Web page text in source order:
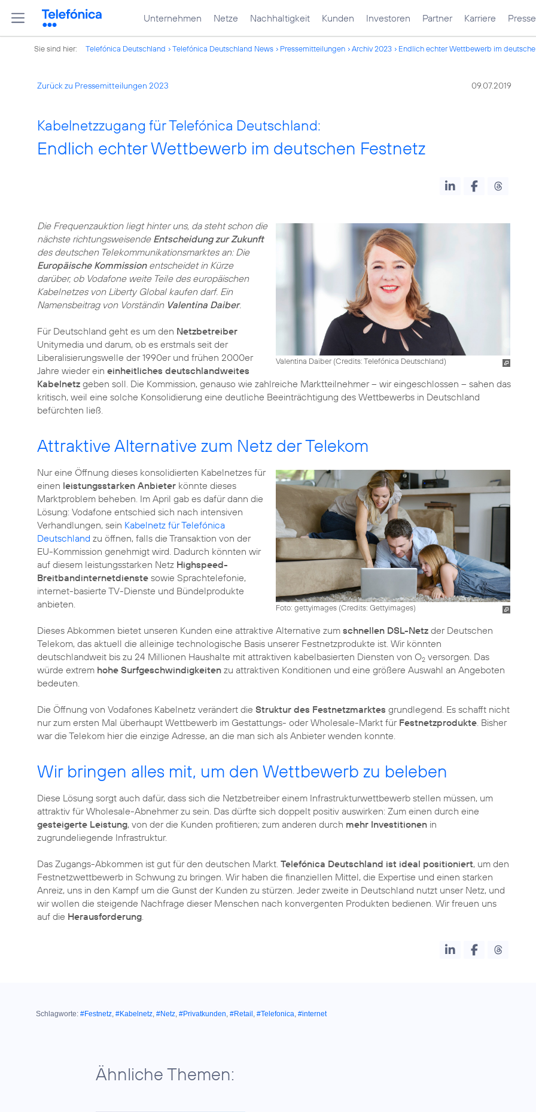
Unternehmen Netze Nachhaltigkeit Kunden Investoren Partner Karriere Presse
Sie sind hier: Telefónica Deutschland Telefónica Deutschland News Pressemitteilungen Archiv 2023 Endlich echter Wettbewerb im
Zurück zu Pressemitteilungen 2023 09.07.2019
Kabelnetzzugang für Telefónica Deutschland:
Endlich echter Wettbewerb im deutschen Festnetz
Valentina Daiber (Credits: Telefónica Deutschland)
Die Frequenzauktion liegt hinter uns, da steht schon die
nächste richtungsweisende Entscheidung zur Zukunft
des deutschen Telekommunikationsmarktes an: Die
Europäische Kommissionentscheidet in Kürze
darüber, ob Vodafone weite Teile des europäischen
Kabelnetzes von Liberty Global kaufen darf. Ein
Namensbeitrag von Vorständin Valentina Daiber.
Für Deutschland geht es um den Netzbetreiber
Unitymedia und darum, ob es erstmals seit der
Liberalisierungswelle der 1990er und frühen 2000er
Jahre wieder ein einheitliches deutschlandweites
Kabelnetz geben soll. Die Kommission, genauso wie zahlreiche Marktteilnehmer – wir eingeschlossen – sahen das
kritisch, weil eine solche Konsolidierung eine deutliche Beeinträchtigung des Wettbewerbs in Deutschland
befürchten ließ.
Attraktive Alternative zum Netz der Telekom
Foto: gettyimages (Credits: Gettyimages)
Nur eine Öffnung dieses konsolidierten Kabelnetzes für
einen leistungsstarken Anbieter könnte dieses
Marktproblem beheben. Im April gab es dafür dann die
Lösung: Vodafone entschied sich nach intensiven
Verhandlungen, sein Kabelnetz für Telefónica
Deutschland zu öffnen, falls die Transaktion von der
EU-Kommission genehmigt wird. Dadurch könnten wir
auf diesem leistungsstarken Netz Highspeed-
Breitbandinternetdienste sowie Sprachtelefonie,
internet-basierte TV-Dienste und Bündelprodukte
anbieten.
Dieses Abkommen bietet unseren Kunden eine attraktive Alternative zum schnellen DSL-Netz der Deutschen
Telekom, das aktuell die alleinige technologische Basis unserer Festnetzprodukte ist. Wir könnten
deutschlandweit bis zu 24 Millionen Haushalte mit attraktiven kabelbasierten Diensten von O2 versorgen. Das
würde extrem hohe Surfgeschwindigkeiten zu attraktiven Konditionen und eine größere Auswahl an Angeboten
bedeuten.
Die Öffnung von Vodafones Kabelnetz verändert die Struktur des Festnetzmarktes grundlegend. Es schafft nicht
nur zum ersten Mal überhaupt Wettbewerb im Gestattungs- oder Wholesale-Markt für Festnetzprodukte. Bisher
war die Telekom hier die einzige Adresse, an die man sich als Anbieter wenden konnte.
Wir bringen alles mit, um den Wettbewerb zu beleben
Diese Lösung sorgt auch dafür, dass sich die Netzbetreiber einem Infrastrukturwettbewerb stellen müssen, um
attraktiv für Wholesale-Abnehmer zu sein. Das dürfte sich doppelt positiv auswirken: Zum einen durch eine
gesteigerte Leistung, von der die Kunden profitieren; zum anderen durch mehr Investitionen in
zugrundeliegende Infrastruktur.
Das Zugangs-Abkommen ist gut für den deutschen Markt. Telefónica Deutschland ist ideal positioniert, um den
Festnetzwettbewerb in Schwung zu bringen. Wir haben die finanziellen Mittel, die Expertise und einen starken
Anreiz, uns in den Kampf um die Gunst der Kunden zu stürzen. Jeder zweite in Deutschland nutzt unser Netz, und
wir wollen die steigende Nachfrage dieser Menschen nach konvergenten Produkten bedienen. Wir freuen uns
auf die Herausforderung.
Schlagworte: #Festnetz, #Kabelnetz, #Netz, #Privatkunden, #Retail , #Telefonica, #internet
Ähnliche Themen: